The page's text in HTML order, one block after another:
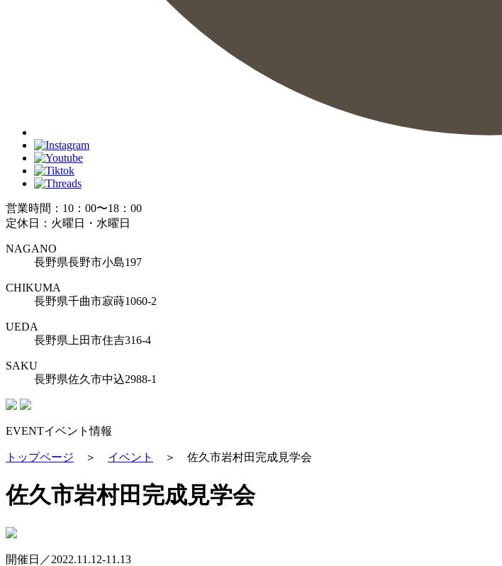
営業時間：10：00〜18：00
定休日：火曜日・水曜日
NAGANO
長野県長野市小島197
CHIKUMA
長野県千曲市寂蒔1060-2
UEDA
長野県上田市住吉316-4
SAKU
長野県佐久市中込2988-1
EVENTイベント情報
トップページ ＞ イベント ＞ 佐久市岩村田完成見学会
佐久市岩村田完成見学会
開催日／2022.11.12-11.13